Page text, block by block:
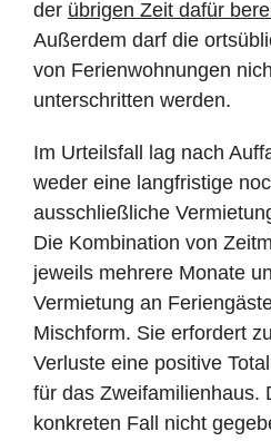
der übrigen Zeit dafür
Außerdem darf die
von Ferienwohnungen
unterschritten werden.
Im Urteilsfall lag nach
weder eine langfristige
ausschließliche
Die Kombination von
jeweils mehrere Monate
Vermietung an
Mischform. Sie erfordert
Verluste eine positive
für das Zweifamilienhaus.
konkreten Fall nicht